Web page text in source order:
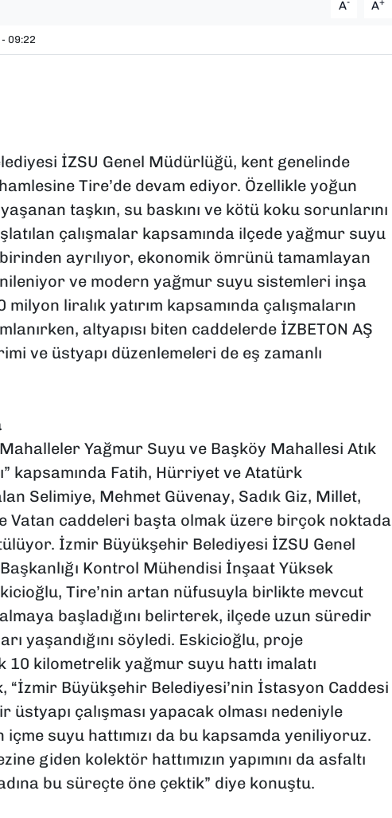
A- A+
09:22
İZSU Genel Müdürlüğü, kent genelinde
Tire’de devam ediyor. Özellikle yoğun
taşkın, su baskını ve kötü koku sorunlarını
çalışmalar kapsamında ilçede yağmur suyu
ayrılıyor, ekonomik ömrünü tamamlayan
ve modern yağmur suyu sistemleri inşa
milyon liralık yatırım kapsamında çalışmaların
altyapısı biten caddelerde İZBETON AŞ
ve üstyapı düzenlemeleri de eş zamanlı
Yağmur Suyu ve Başköy Mahallesi Atık
kapsamında Fatih, Hürriyet ve Atatürk
Selimiye, Mehmet Güvenay, Sadık Giz, Millet,
Vatan caddeleri başta olmak üzere birçok noktada
İzmir Büyükşehir Belediyesi İZSU Genel
Kontrol Mühendisi İnşaat Yüksek
Tire’nin artan nüfusuyla birlikte mevcut
başladığını belirterek, ilçede uzun süredir
yaşandığını söyledi. Eskicioğlu, proje
10 kilometrelik yağmur suyu hattı imalatı
“İzmir Büyükşehir Belediyesi’nin İstasyon Caddesi
üstyapı çalışması yapacak olması nedeniyle
suyu hattımızı da bu kapsamda yeniliyoruz.
giden kolektör hattımızın yapımını da asfaltı
bu süreçte öne çektik” diye konuştu.